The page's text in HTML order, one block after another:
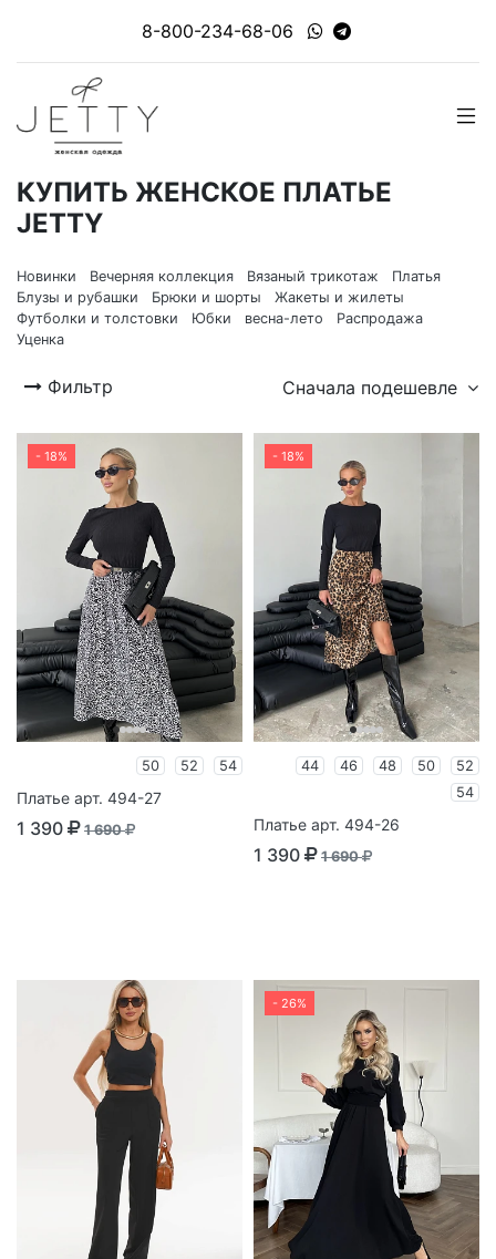
8-800-234-68-06
КУПИТЬ ЖЕНСКОЕ ПЛАТЬЕ
JETTY
Новинки Вечерняя коллекция Вязаный трикотаж
Платья
Блузы и рубашки
Брюки и шорты
Жакеты и жилеты
Футболки и толстовки
Юбки весна-лето
Распродажа
Уценка
Фильтр Сначала подешевле
- 18%
50 52 54
Платье арт. 494-27
1 390 1 690
- 18%
44 46 48 50
52
54
Платье арт. 494-26
1 390 1 690
- 26%